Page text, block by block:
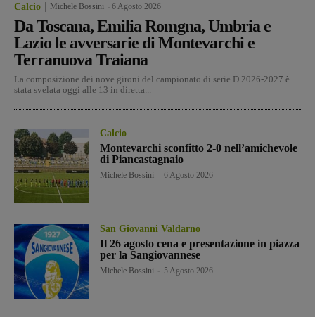
Calcio Michele Bossini 6 Agosto 2026
Da Toscana, Emilia Romgna, Umbria e
Lazio le avversarie di Montevarchi e
Terranuova Traiana
La composizione dei nove gironi del campionato di serie D 2026-2027 è
stata svelata oggi alle 13 in diretta...
Calcio
Montevarchi sconfitto 2-0 nell’amichevole
di Piancastagnaio
Michele Bossini 6 Agosto 2026
San Giovanni Valdarno
Il 26 agosto cena e presentazione in piazza
per la Sangiovannese
Michele Bossini 5 Agosto 2026